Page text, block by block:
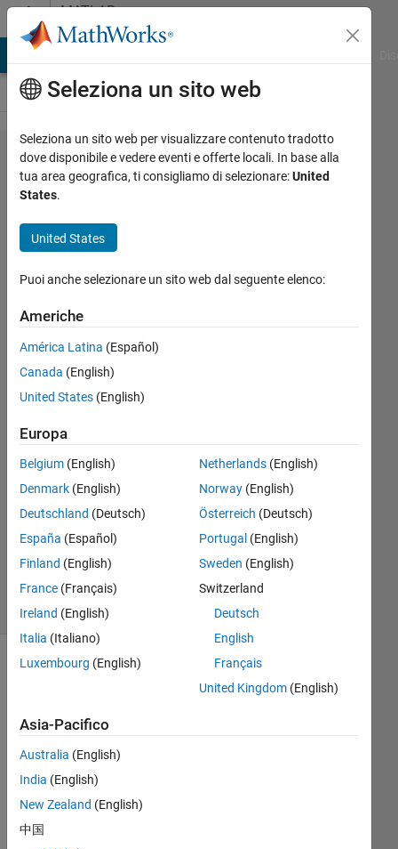
Vai al contenutoMATLAB
Answers
Loop for
forward
finite
Richard
25 Lug
2019
1
accettata
Aggiornato
30 Lug
2019
8
Visualizzazioni
(30 giorni)
od
Seleziona un sito web
Seleziona un sito web per visualizzare contenuto tradotto
dove disponibile e vedere eventi e offerte locali. In base alla
tua area geografica, ti consigliamo di selezionare:United
States.
United States
Puoi anche selezionare un sito web dal seguente elenco:
Americhe
América Latina (Español)
Canada (English)
United States (English)
Europa
Belgium (English)
Denmark (English)
Deutschland (Deutsch)
España (Español)
Finland (English)
France (Français)
Ireland (English)
Italia (Italiano)
Luxembourg (English)
Netherlands(English)
Norway(English)
Österreich (Deutsch)
Portugal (English)
Sweden (English)
Switzerland
Deutsch
English
Français
United Kingdom(English)
Asia-Pacifico
Australia (English)
India (English)
New Zealand (English)
中国